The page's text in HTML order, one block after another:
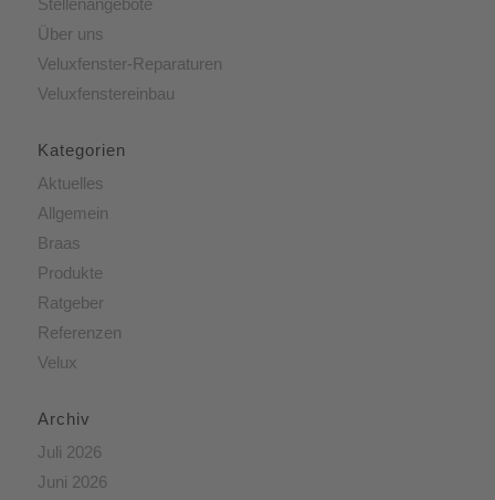
Über uns
Veluxfenster-Reparaturen
Veluxfenstereinbau
Kategorien
Aktuelles
Allgemein
Braas
Produkte
Ratgeber
Referenzen
Velux
Archiv
Juli 2026
Juni 2026